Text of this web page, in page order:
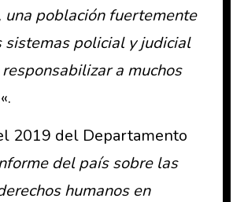
población fuertemente
sistemas policial y judicial
a muchos
2019 del Departamento
del país sobre las
humanos en